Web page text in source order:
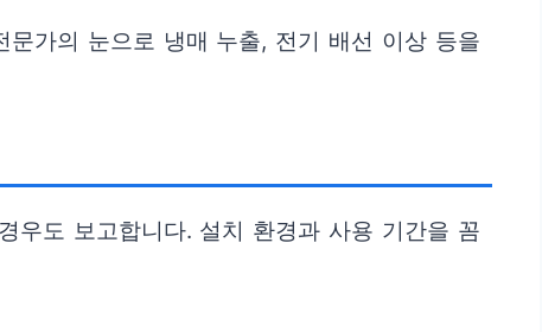
가의 눈으로 냉매 누출, 전기 배선 이상 등을
우도 보고합니다. 설치 환경과 사용 기간을 꼼